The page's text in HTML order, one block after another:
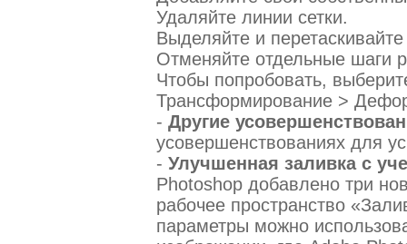
Удаляйте линии сетки.
Выделяйте и
Отменяйте отдельные шаги
Чтобы попробовать,
Трансформирование >
- Другие
усовершенствованиях для
- Улучшенная заливка с
Photoshop добавлено три
рабочее пространство
параметры можно